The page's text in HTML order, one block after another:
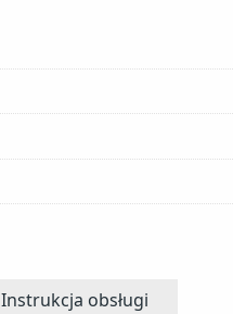
Instrukcja obsługi